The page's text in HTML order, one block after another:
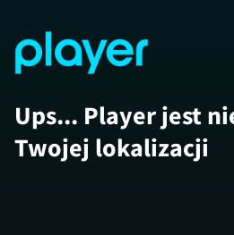
Ups... Player jest
Twojej lokalizacji